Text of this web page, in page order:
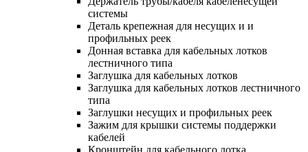
системы
Деталь крепежная для несущих и и
профильных реек
Донная вставка для кабельных лотков
лестничного типа
Заглушка для кабельных лотков
Заглушка для кабельных лотков лестничного
типа
Заглушки несущих и профильных реек
Зажим для крышки системы поддержки
кабелей
Кронштейн для кабельного лотка